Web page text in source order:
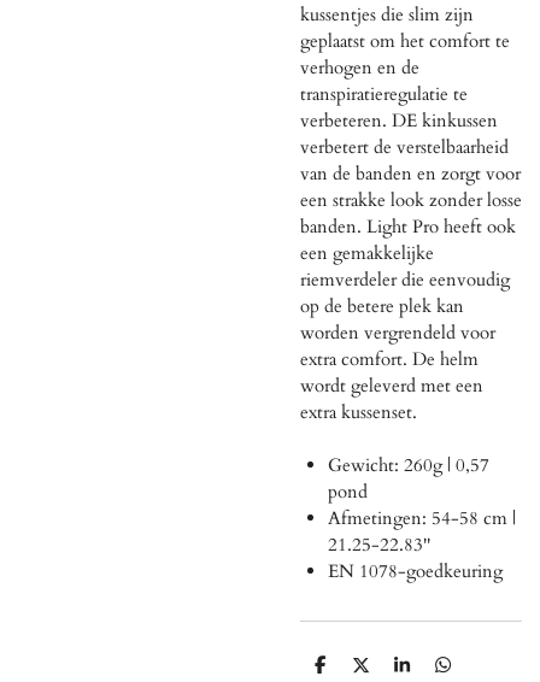
kussentjes die slim zijn
geplaatst om het comfort te
verhogen en de
transpiratieregulatie te
verbeteren. DE kinkussen
verbetert de verstelbaarheid
van de banden en zorgt voor
een strakke look zonder losse
banden. Light Pro heeft ook
een gemakkelijke
riemverdeler die eenvoudig
op de betere plek kan
worden vergrendeld voor
extra comfort. De helm
wordt geleverd met een
extra kussenset.
Gewicht: 260g | 0,57
pond
Afmetingen: 54-58 cm |
21.25-22.83''
EN 1078-goedkeuring
D
D
S
D